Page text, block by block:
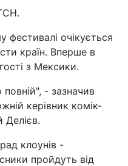
фестивалі очікується
країн. Вперше в
з Мексики.
- зазначив
керівник комік-
Делієв.
клоунів -
пройдуть від